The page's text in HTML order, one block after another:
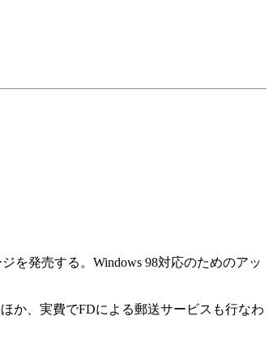
を発売する。Windows 98対応のためのアッ
か、実費でFDによる郵送サービスも行なわ